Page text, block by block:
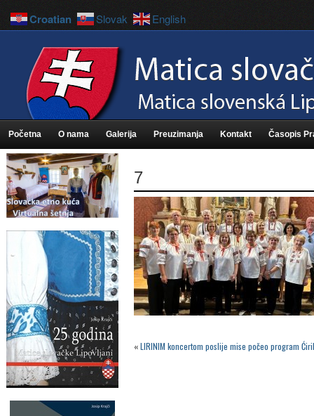
Početna O nama Galerija Preuzimanja Kontakt Časopis
7
«LIRINIM koncertom poslije mise počeo program
Croatian Slovak English